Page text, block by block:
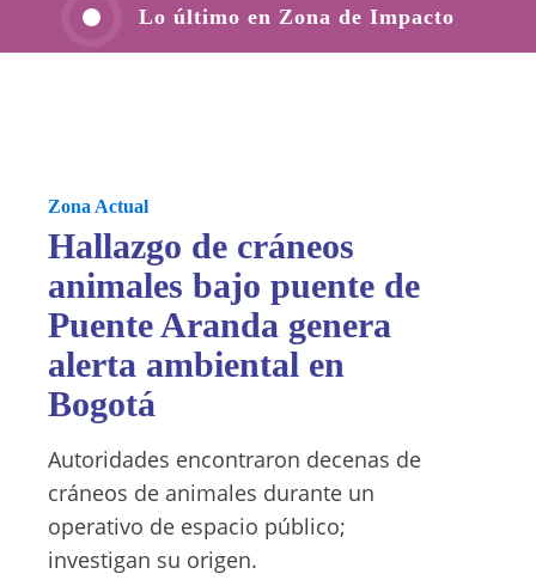
Lo último en Zona de Impacto
Zona Actual
Hallazgo de cráneos
animales bajo puente de
Puente Aranda genera
alerta ambiental en
Bogotá
Autoridades encontraron decenas de
cráneos de animales durante un
operativo de espacio público;
investigan su origen.